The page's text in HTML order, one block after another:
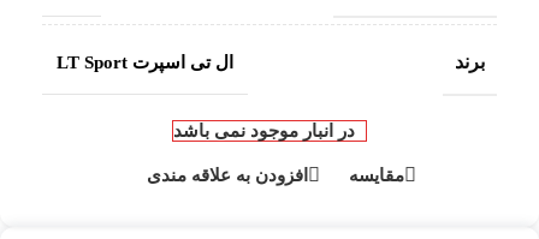
برند ال تی اسپرت LT Sport
در انبار موجود نمی باشد
مقایسه افزودن به علاقه مندی